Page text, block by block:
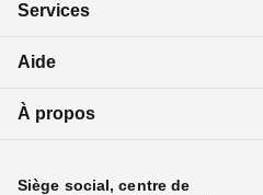
Services
Aide
À propos
Siège social, centre de